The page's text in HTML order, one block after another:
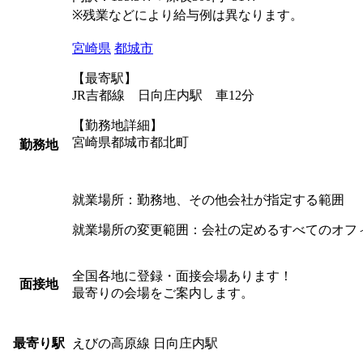
※残業などにより給与例は異なります。
勤務地
宮崎県 都城市
【最寄駅】
JR吉都線 日向庄内駅 車12分
【勤務地詳細】
宮崎県都城市都北町
就業場所：勤務地、その他会社が指定する範囲
就業場所の変更範囲：会社の定めるすべてのオフ
面接地
全国各地に登録・面接会場あります！
最寄りの会場をご案内します。
最寄り駅 えびの高原線 日向庄内駅